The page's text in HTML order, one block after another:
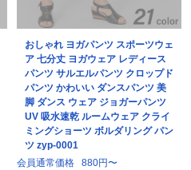
おしゃれ ヨガパンツ スポーツウェ
ア 七分丈 ヨガウェア レディース
パンツ サルエルパンツ クロップド
パンツ かわいい ダンスパンツ 美
脚 ダンス ウェア ジョガーパンツ
UV 吸水速乾 ルームウェア クライ
ミングショーツ ボルダリング パン
ツ zyp-0001
会員通常価格
880円〜